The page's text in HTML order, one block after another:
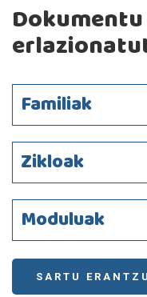
Familiak
Zikloak
Moduluak
SARTU